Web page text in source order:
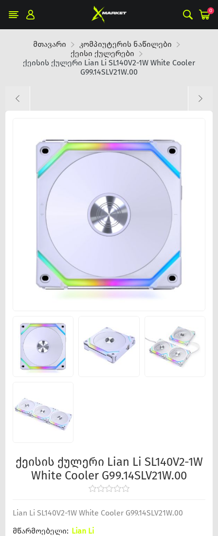
0
მთავარი
კომპიუტერის ნაწილები
ქეისი ქულერები
ქეისის ქულერი Lian Li SL140V2-1W White Cooler
G99.14SLV21W.00
ქეისის ქულერი Lian Li SL140V2-1W
White Cooler G99.14SLV21W.00
Lian Li SL140V2-1W White Cooler G99.14SLV21W.00
მწარმოებელი: Lian Li